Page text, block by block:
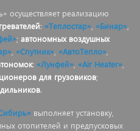
осуществляет реализацию
: «Теплостар» «Бинар»
; автономных воздушных
«Спутник» «АвтоТепло»
: «Лунфей», «Air Heater»,
для грузовиков;
.
выполняет установку,
отопителей и предпусковых